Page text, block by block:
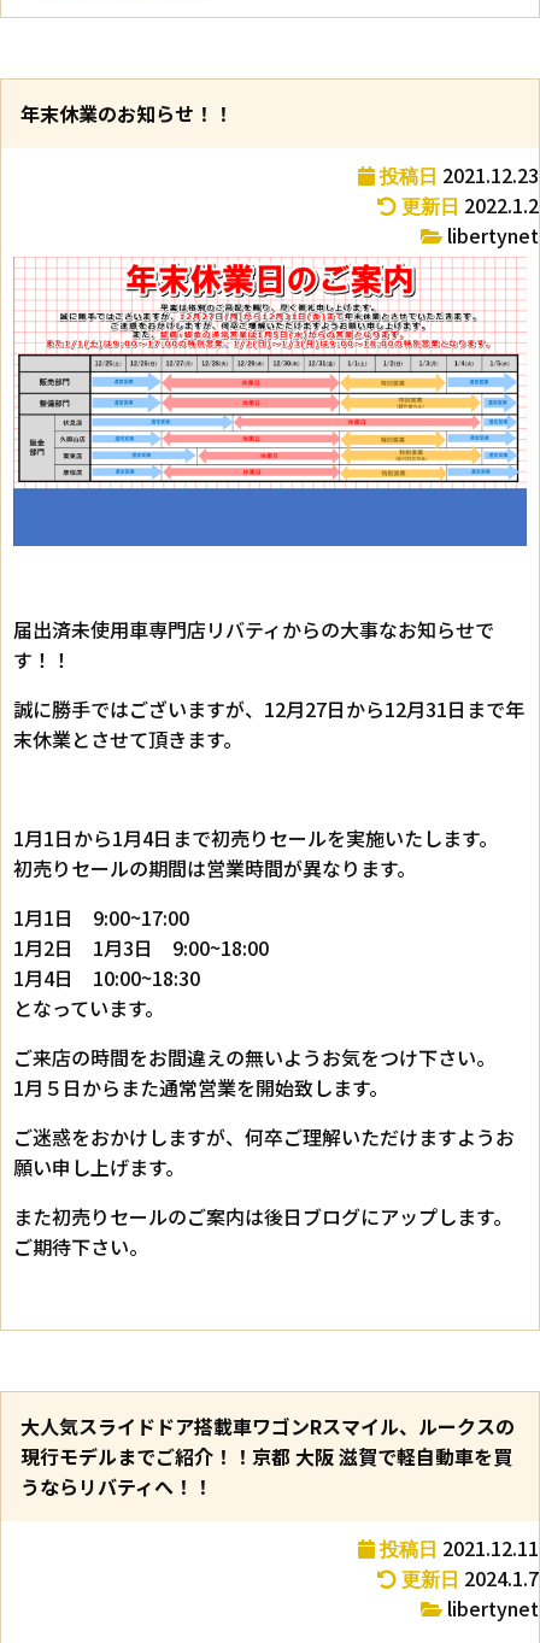
年末休業のお知らせ！！
投稿日 2021.12.23
更新日 2022.1.2
libertynet
届出済未使用車専門店リバティからの大事なお知らせで
す！！
誠に勝手ではございますが、12月27日から12月31日まで年
末休業とさせて頂きます。
1月1日から1月4日まで初売りセールを実施いたします。
初売りセールの期間は営業時間が異なります。
1月1日 9:00~17:00
1月2日 1月3日 9:00~18:00
1月4日 10:00~18:30
となっています。
ご来店の時間をお間違えの無いようお気をつけ下さい。
1月５日からまた通常営業を開始致します。
ご迷惑をおかけしますが、何卒ご理解いただけますようお
願い申し上げます。
また初売りセールのご案内は後日ブログにアップします。
ご期待下さい。
大人気スライドドア搭載車ワゴンRスマイル、ルークスの
現行モデルまでご紹介！！京都 大阪 滋賀で軽自動車を買
うならリバティへ！！
投稿日 2021.12.11
更新日 2024.1.7
libertynet